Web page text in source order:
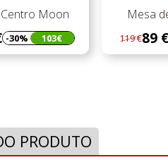
de Centro Paris
89 € -25% 30€ 119
PRODUTO